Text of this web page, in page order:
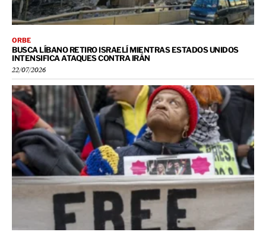
ORBE
BUSCA LÍBANO RETIRO ISRAELÍ MIENTRAS ESTADOS UNIDOS
INTENSIFICA ATAQUES CONTRA IRÁN
22/07/2026